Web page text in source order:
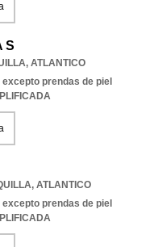
S
, ATLANTICO
prendas de piel
, ATLANTICO
prendas de piel